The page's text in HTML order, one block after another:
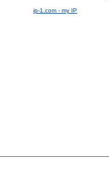
ip-1.com - my IP